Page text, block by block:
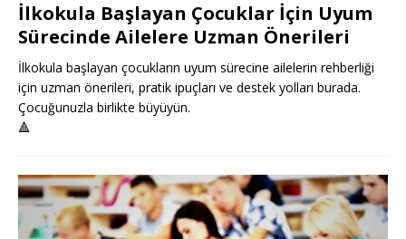
İlkokula Başlayan Çocuklar İçin Uyum
Sürecinde Ailelere Uzman Önerileri
İlkokula başlayan çocukların uyum sürecine ailelerin rehberliği
için uzman önerileri, pratik ipuçları ve destek yolları burada.
Çocuğunuzla birlikte büyüyün.
🔺